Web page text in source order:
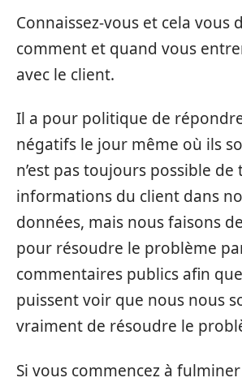
Connaissez-vous et cela vous
comment et quand vous
avec le client.
Il a pour politique de
négatifs le jour même où ils
n’est pas toujours possible
informations du client dans
données, mais nous faisons
pour résoudre le problème
commentaires publics afin
puissent voir que nous nous
vraiment de résoudre le
Si vous commencez à